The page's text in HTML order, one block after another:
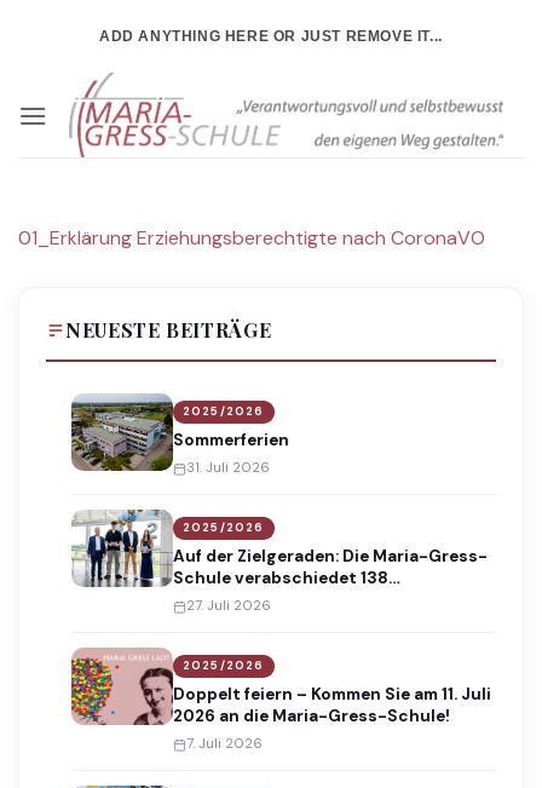
ADD ANYTHING HERE OR JUST REMOVE IT...
01_Erklärung Erziehungsberechtigte nach CoronaVO
NEUESTE BEITRÄGE
2025/2026
Sommerferien
31. Juli 2026
2025/2026
Auf der Zielgeraden: Die Maria-Gress-
Schule verabschiedet 138
Absolventinnen und Absolventen
27. Juli 2026
2025/2026
Doppelt feiern – Kommen Sie am 11. Juli
2026 an die Maria-Gress-Schule!
7. Juli 2026